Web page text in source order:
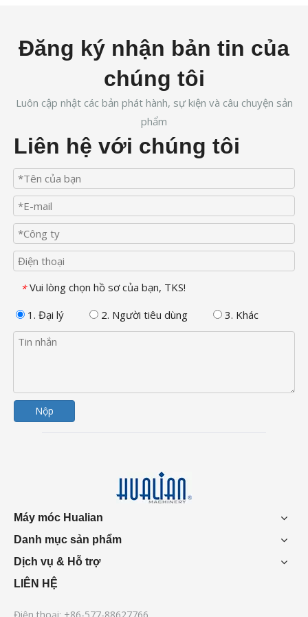
Đăng ký nhận bản tin của
chúng tôi
Luôn cập nhật các bản phát hành, sự kiện và câu chuyện sản
phẩm
Liên hệ với chúng tôi
* Vui lòng chọn hồ sơ của bạn, TKS!
1. Đại lý
2. Người tiêu dùng 3. Khác
Nộp
Máy móc Hualian
Danh mục sản phẩm
Dịch vụ & Hỗ trợ
LIÊN HỆ